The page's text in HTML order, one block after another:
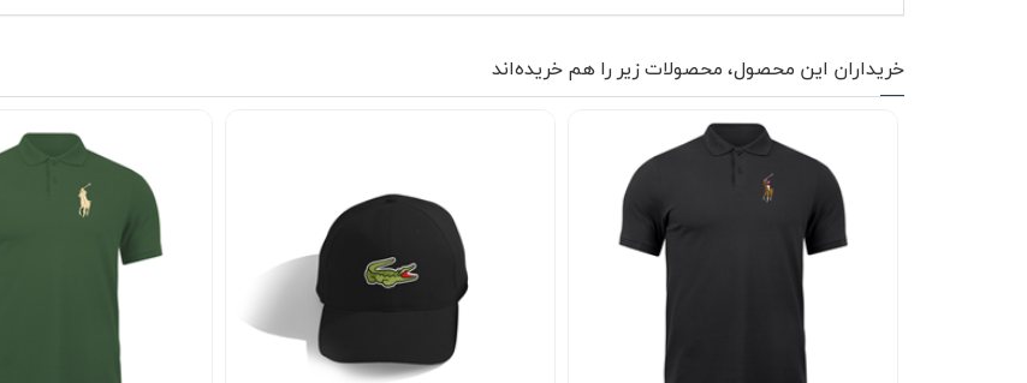
موارد استفاده و استایل پیشنهادی 👕
رنگ مشکی همیشه دست شما را برای ست کردن باز می‌گذارد. این پولوشرت را می‌توانید با شلوار جین آبی یا طوسی برای
علاقه دارید، ترکیب آن با شلوار کتان کرم یا طوسی تیره و یک کفش کالج ظاهری مرتب و جمع‌وجور می‌سازد. در
(گلدوزی) را زیر یک کت تک، کاپشن سبک یا حتی سویشرت جلو باز بپوشید؛ یقه آن از زیر لایه رویی دیده می‌شود و به
این مدل برای دورهمی‌های دوستانه، قرارهای کاری غیررسمی، پیاده‌روی شهری یا حتی سفرهای کوتاه گزینه‌ای
به‌تنهایی استفاده می‌شود و در پاییز و بهار می‌تواند لایه زیرین یک استایل چندلایه باشد. دوام بالا و ساختار پارچه
را حفظ کند.
نحوه شستشو و نگهداری 🧼
برای حفظ رنگ مشکی عمیق و جلوگیری از تغییر سایز، شستشو با آب سرد توصیه می‌شود. بهتر است لباس را پشت‌ورو
خریداران این محصول، محصولات زیر را هم خریده‌اند